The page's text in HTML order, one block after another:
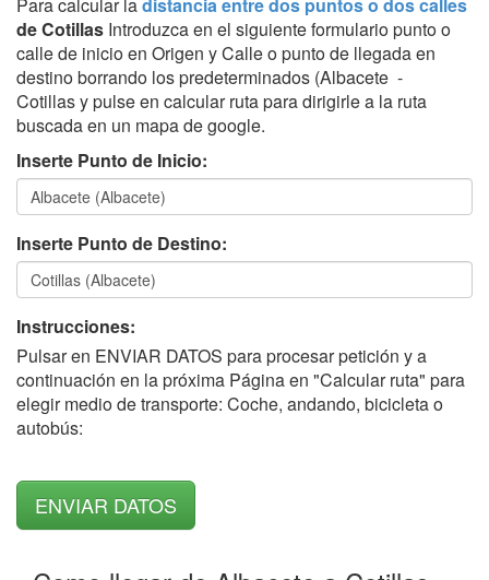
de Cotillas Introduzca en el siguiente formulario punto o
calle de inicio en Origen y Calle o punto de llegada en
destino borrando los predeterminados (Albacete -
Cotillas y pulse en calcular ruta para dirigirle a la ruta
buscada en un mapa de google.
Inserte Punto de Inicio:
Inserte Punto de Destino:
Instrucciones:
Pulsar en ENVIAR DATOS para procesar petición y a
continuación en la próxima Página en "Calcular ruta" para
elegir medio de transporte: Coche, andando, bicicleta o
autobús: